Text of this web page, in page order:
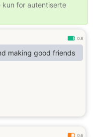
for autentiserte
0.8
making good friends
0.6